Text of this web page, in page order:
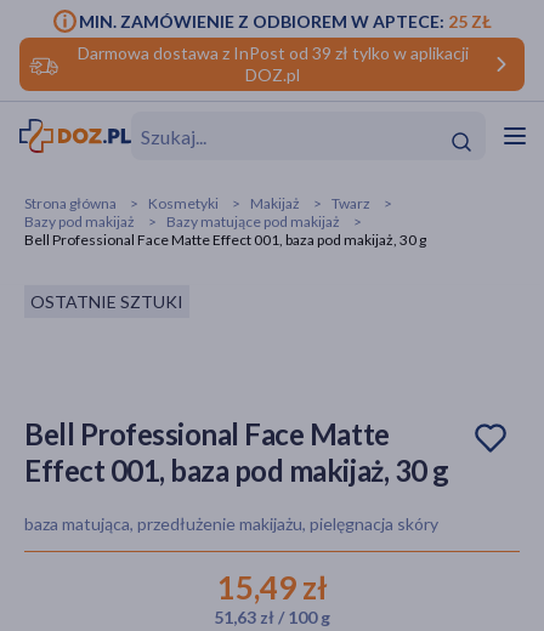
Darmowa dostawa z InPost od 39 zł tylko w aplikacji
DOZ.pl
MIN. ZAMÓWIENIE Z ODBIOREM W APTECE: 25 ZŁ
Hit
makijażu
Strona główna Kosmetyki Makijaż
Twarz
Bazy pod makijaż
Bazy matujące pod makijaż
Bell Professional Face Matte Effect 001, baza pod makijaż, 30 g
OSTATNIE SZTUKI
Bell Professional Face Matte
Effect 001, baza pod makijaż, 30 g
baza matująca, przedłużenie makijażu, pielęgnacja skóry
15,49 zł
51,63 zł / 100 g